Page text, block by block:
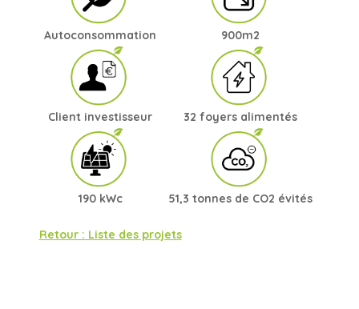
Autoconsommation
Client investisseur
190 kWc
900m2
32 foyers alimentés
51,3 tonnes de CO2 évités
Retour : Liste des projets